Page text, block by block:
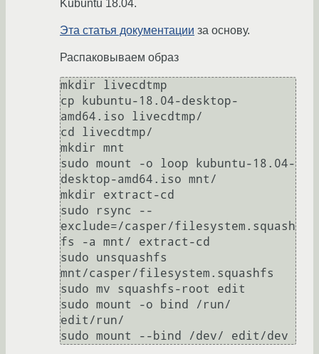
Kubuntu 18.04.
Эта статья документации за основу.
Распаковываем образ
mkdir livecdtmp
cp kubuntu-18.04-desktop-
amd64.iso livecdtmp/
cd livecdtmp/
mkdir mnt
sudo mount -o loop kubuntu-18.04-
desktop-amd64.iso mnt/
mkdir extract-cd
sudo rsync --
exclude=/casper/filesystem.squash
fs -a mnt/ extract-cd
sudo unsquashfs
mnt/casper/filesystem.squashfs
sudo mv squashfs-root edit
sudo mount -o bind /run/
edit/run/